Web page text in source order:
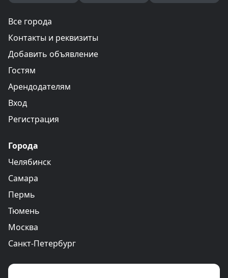
Все города
Контакты и реквизиты
Добавить объявление
Гостям
Арендодателям
Вход
Регистрация
Города
Челябинск
Самара
Пермь
Тюмень
Москва
Санкт-Петербург